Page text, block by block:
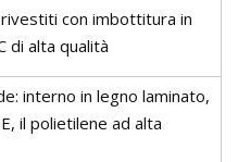
rivestiti con imbottitura in
di alta qualità
interno in legno laminato,
il polietilene ad alta